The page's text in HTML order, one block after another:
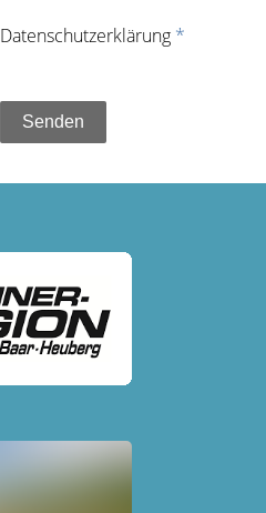
Datenschutz­erklärung *